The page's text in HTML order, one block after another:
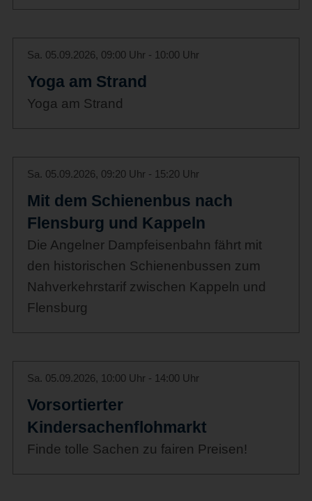
Sa. 05.09.2026, 09:00 Uhr - 10:00 Uhr
Yoga am Strand
Yoga am Strand
Sa. 05.09.2026, 09:20 Uhr - 15:20 Uhr
Mit dem Schienenbus nach
Flensburg und Kappeln
Die Angelner Dampfeisenbahn fährt mit
den historischen Schienenbussen zum
Nahverkehrstarif zwischen Kappeln und
Flensburg
Sa. 05.09.2026, 10:00 Uhr - 14:00 Uhr
Vorsortierter
Kindersachenflohmarkt
Finde tolle Sachen zu fairen Preisen!